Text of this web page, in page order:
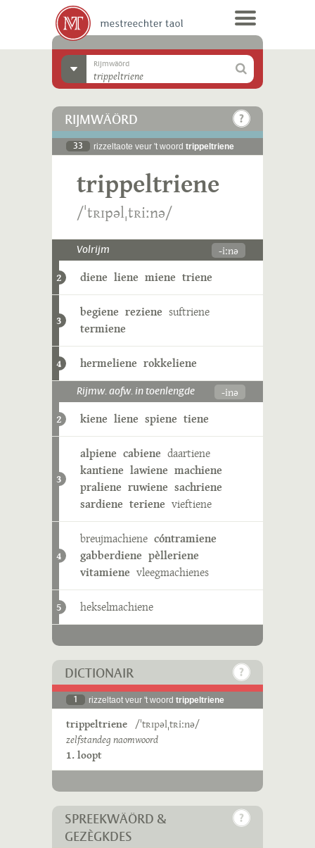
Rijmwäörd
RIJMWÄÖRD
33 rizzeltaote veur 't woord trippeltriene
trippeltriene
/ˈtʀɪpəlˌtʀiːnə/
Volrijm -iːnə
2 diene liene miene triene
3
begiene reziene suftriene
termiene
4 hermeliene rokkeliene
Rijmw. aofw. in toenlengde -inə
2 kiene liene spiene tiene
3
alpiene cabiene daartiene
kantiene lawiene machiene
praliene ruwiene sachriene
sardiene teriene vieftiene
4
breujmachiene cóntramiene
gabberdiene pèlleriene
vitamiene vleegmachienes
5 hekselmachiene
DICTIONAIR
1 rizzeltaot veur 't woord trippeltriene
trippeltriene /ˈtʀɪpəlˌtʀiːnə/
zelfstandeg naomwoord
1. loopt
SPREEKWÄÖRD &
GEZÈGKDES